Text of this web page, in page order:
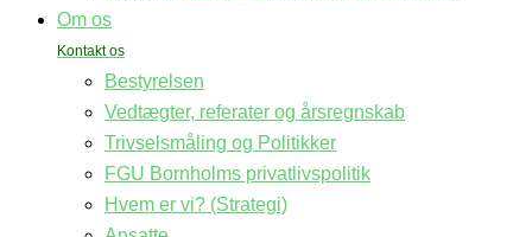
Om os
Bestyrelsen
Vedtægter, referater og årsregnskab
Trivselsmåling og Politikker
FGU Bornholms privatlivspolitik
Hvem er vi? (Strategi)